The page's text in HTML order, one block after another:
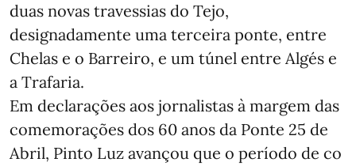
duas novas travessias do Tejo,
designadamente uma terceira ponte, entre
Chelas e o Barreiro, e um túnel entre Algés e
a Trafaria.
Em declarações aos jornalistas à margem das
comemorações dos 60 anos da Ponte 25 de
Abril, Pinto Luz avançou que o período de co